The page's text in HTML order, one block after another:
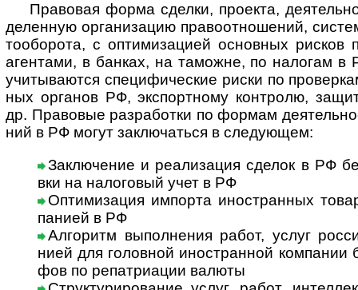
Правовая форма сделки, проекта,
де­лен­ную орга­ни­за­цию пра­во­от­но­ше­ний,
то­обо­рота, с опти­миза­цией основ­ных
аген­тами, в бан­ках, на тамо­жне, по нало­гам
учи­ты­ва­ются спе­ци­фи­чес­кие риски по
ных орга­нов РФ, экспор­т­ному конт­ролю,
др. Пра­во­вые раз­ра­бо­тки по фор­мам
ний в РФ могут заклю­ча­ться в сле­дую­щем:
Заключение и реализация сделок в РФ
вки на нало­го­вый учет в РФ
Оптимизация импорта иностранных
па­нией в РФ
Алгоритм выполнения работ, услуг
нией для голов­ной ино­ст­ран­ной ком­па­нии
фов по репат­риа­ции валюты